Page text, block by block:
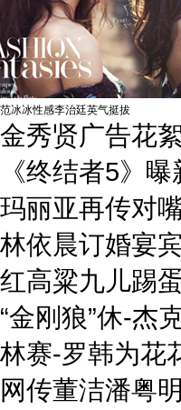
范冰冰性感李治廷英气挺拔
金秀贤广告花
《终结者5》
玛丽亚再传对
林依晨订婚宴
红高粱九儿踢
“金刚狼”休-杰
林赛-罗韩为花
网传董洁潘粤